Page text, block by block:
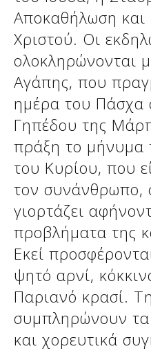
Αποκαθήλωση
Χριστού. Οι
ολοκληρώνονται
Αγάπης, που
ημέρα του Πάσχα
Γηπέδου της
πράξη το μήνυμα
του Κυρίου, που
τον συνάνθρωπο,
γιορτάζει
προβλήματα της
Εκεί
ψητό αρνί,
Παριανό κρασί.
συμπληρώνουν τα
και χορευτικά